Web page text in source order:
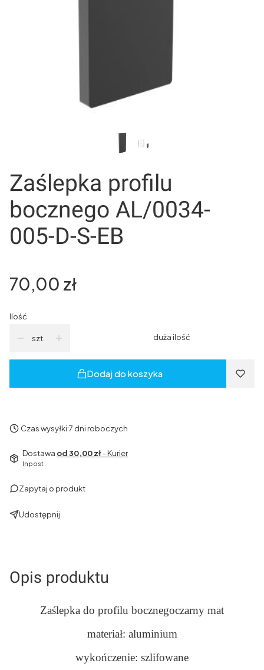
Zaślepka profilu
bocznego AL/0034-
005-D-S-EB
Cena
70,00 zł
Ilość
szt. duża ilość
Dodaj do koszyka
Czas wysyłki:7 dni roboczych
Dostawa od 30,00 zł- Kurier
Inpost
Zapytaj o produkt
Udostępnij
Opis produktu
Zaślepka do profilu bocznegoczarny mat
materiał: aluminium
wykończenie: szlifowane